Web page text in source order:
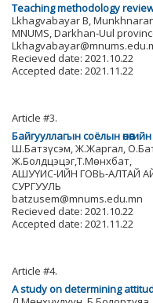
Teaching methodology
Lkhagvabayar B,
MNUMS, Darkhan-Uul
Recieved date: 2021.10.22
Accepted date: 2021.11.22
Article #3.
Байгууллагын соёлын
Ш.Батзүсэм, Ж.Жаргал,
Ж.Болдцэцэг,Т.Мөнхбат,
АШУҮИС-ИЙН ГОВЬ-АЛТАЙ
СУРГУУЛЬ
batzusem@mnums.edu.mn
Recieved date: 2021.10.22
Accepted date: 2021.11.22
Article #4.
A study on determining